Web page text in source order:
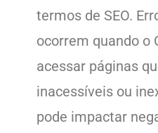
termos de SEO.
ocorrem quando o
acessar páginas
inacessíveis ou
pode impactar